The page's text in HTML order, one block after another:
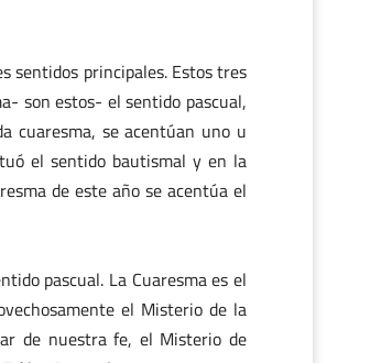
sentidos principales. Estos tres
son estos- el sentido pascual,
cuaresma, se acentúan uno u
el sentido bautismal y en la
de este año se acentúa el
pascual. La Cuaresma es el
el Misterio de la
de nuestra fe, el Misterio de